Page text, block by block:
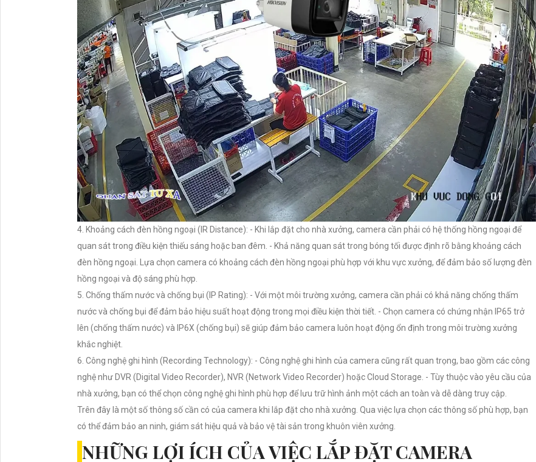
4. Khoảng cách đèn hồng ngoại (IR Distance): - Khi lắp đặt cho nhà xưởng, camera cần phải có hệ thống hồng ngoại để
quan sát trong điều kiện thiếu sáng hoặc ban đêm. - Khả năng quan sát trong bóng tối được định rõ bằng khoảng cách
đèn hồng ngoại. Lựa chọn camera có khoảng cách đèn hồng ngoại phù hợp với khu vực xưởng, để đảm bảo số lượng đèn
hồng ngoại và độ sáng phù hợp.
5. Chống thấm nước và chống bụi (IP Rating): - Với một môi trường xưởng, camera cần phải có khả năng chống thấm
nước và chống bụi để đảm bảo hiệu suất hoạt động trong mọi điều kiện thời tiết. - Chọn camera có chứng nhận IP65 trở
lên (chống thấm nước) và IP6X (chống bụi) sẽ giúp đảm bảo camera luôn hoạt động ổn định trong môi trường xưởng
khắc nghiệt.
6. Công nghệ ghi hình (Recording Technology): - Công nghệ ghi hình của camera cũng rất quan trọng, bao gồm các công
nghệ như DVR (Digital Video Recorder), NVR (Network Video Recorder) hoặc Cloud Storage. - Tùy thuộc vào yêu cầu của
nhà xưởng, bạn có thể chọn công nghệ ghi hình phù hợp để lưu trữ hình ảnh một cách an toàn và dễ dàng truy cập.
Trên đây là một số thông số cần có của camera khi lắp đặt cho nhà xưởng. Qua việc lựa chọn các thông số phù hợp, bạn
có thể đảm bảo an ninh, giám sát hiệu quả và bảo vệ tài sản trong khuôn viên xưởng.
NHỮNG LỢI ÍCH CỦA VIỆC LẮP ĐẶT CAMERA